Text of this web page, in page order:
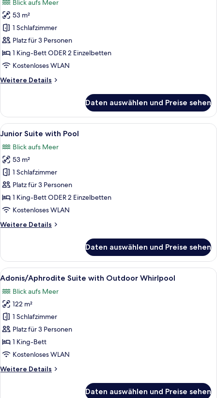
für
Junior-
Suite,
Meerblick
anzeigen
Blick aufs Meer
53 m²
1 Schlafzimmer
Platz für 3 Personen
1 King-Bett ODER 2 Einzelbetten
Kostenloses WLAN
Weitere Details
Weitere
Suite,
Meerblick
Daten auswählen und Preise sehen
Alle
Fotos
für
Junior
Suite
with
Pool
anzeigen
9
Junior Suite with Pool
Blick aufs Meer
53 m²
1 Schlafzimmer
Platz für 3 Personen
1 King-Bett ODER 2 Einzelbetten
Kostenloses WLAN
Weitere Details
Weitere
Suite
with
Pool
Daten auswählen und Preise sehen
Alle
Fotos
für
Adonis/Aphrodite
Suite
with
Outdoor
Whirlpool
Ein Whirlpool mit Meerblick, ein
8
Adonis/Aphrodite Suite with Outdoor Whirlpool
Blick aufs Meer
122 m²
1 Schlafzimmer
Platz für 3 Personen
1 King-Bett
Kostenloses WLAN
Weitere Details
Weitere
Daten auswählen und Preise sehen